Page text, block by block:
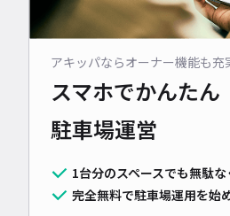
アキッパならオーナー機能も充
スマホでかんたん
駐車場運営
1台分のスペースでも無駄
完全無料で駐車場運用を始